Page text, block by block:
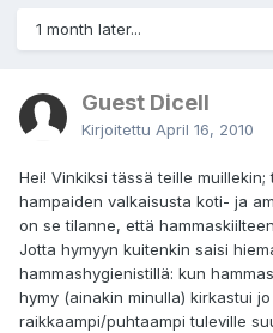
1 month later...
Guest Dicell
Kirjoitettu April 16, 2010
Hei! Vinkiksi tässä teille
hampaiden valkaisusta koti- ja
on se tilanne, että
Jotta hymyyn kuitenkin saisi
hammashygienistillä: kun
hymy (ainakin minulla) kirkastui
raikkaampi/puhtaampi tuleville